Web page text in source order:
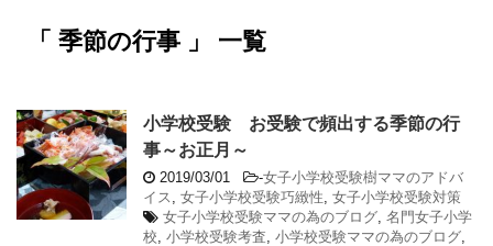
「 季節の行事 」 一覧
小学校受験 お受験で頻出する季節の行
事～お正月～
2019/03/01 -女子小学校受験樹ママのアドバ
イス
女子小学校受験巧緻性 女子小学校受験対策
女子小学校受験ママの為のブログ 名門女子小学
校 小学校受験考査 小学校受験ママの為のブログ